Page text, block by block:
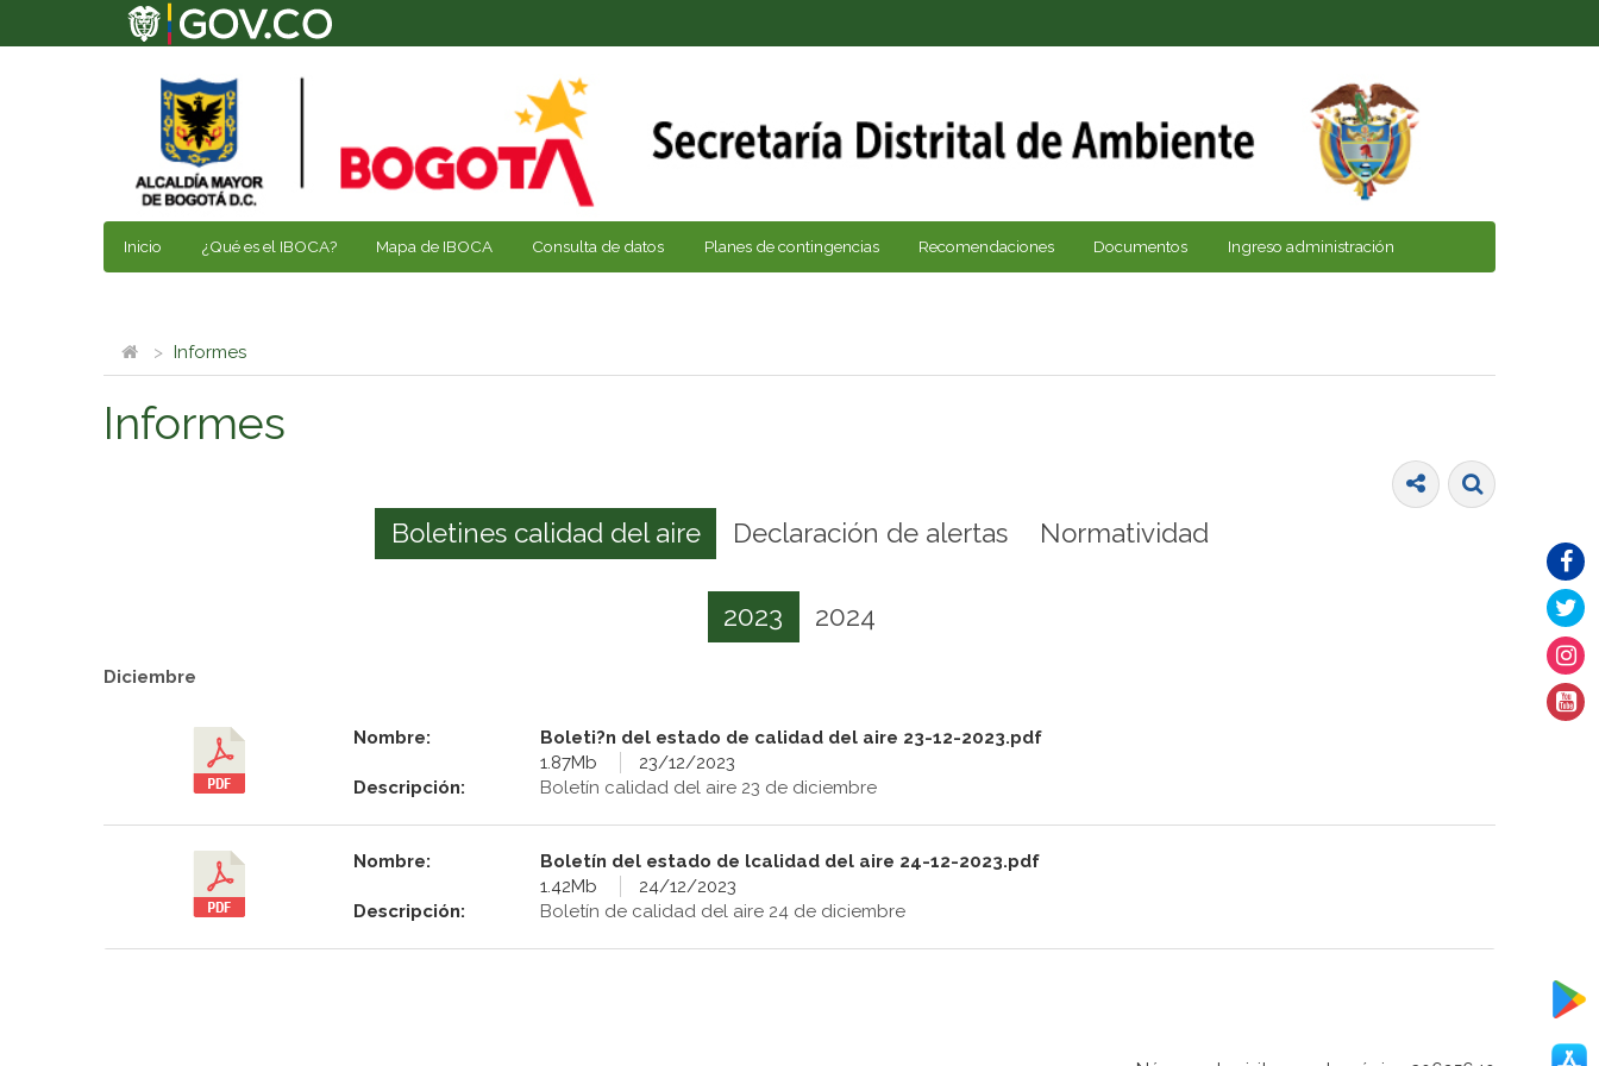
Inicio ¿Qué es el IBOCA? Mapa de IBOCA Consulta de datos Planes de contingencias Recomendaciones Documentos Ingreso administración
Informes
Informes
Boletines calidad del aire Declaración de alertas Normatividad
2023 2024
Diciembre
Nombre:
Boleti?n del estado de calidad del aire 23-12-2023.pdf
1.87Mb
23/12/2023
Descripción:
Boletín calidad del aire 23 de diciembre
Nombre:
Boletín del estado de lcalidad del aire 24-12-2023.pdf
1.42Mb
24/12/2023
Descripción:
Boletín de calidad del aire 24 de diciembre